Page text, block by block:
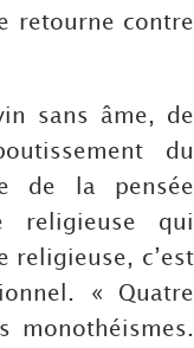
retourne contre
sans âme, de
du
de la pensée
religieuse qui
religieuse, c’est
« Quatre
monothéismes.